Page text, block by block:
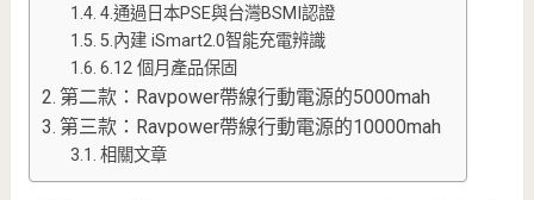
4.通過日本PSE與台灣BSMI認證
5.內建 iSmart2.0智能充電辨識
6.12 個月產品保固
第二款：Ravpower帶線行動電源的5000mah
第三款：Ravpower帶線行動電源的10000mah
相關文章